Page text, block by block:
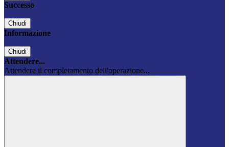
Successo
Chiudi
Informazione
Chiudi
Attendere...
Attendere il completamento dell'operazione...